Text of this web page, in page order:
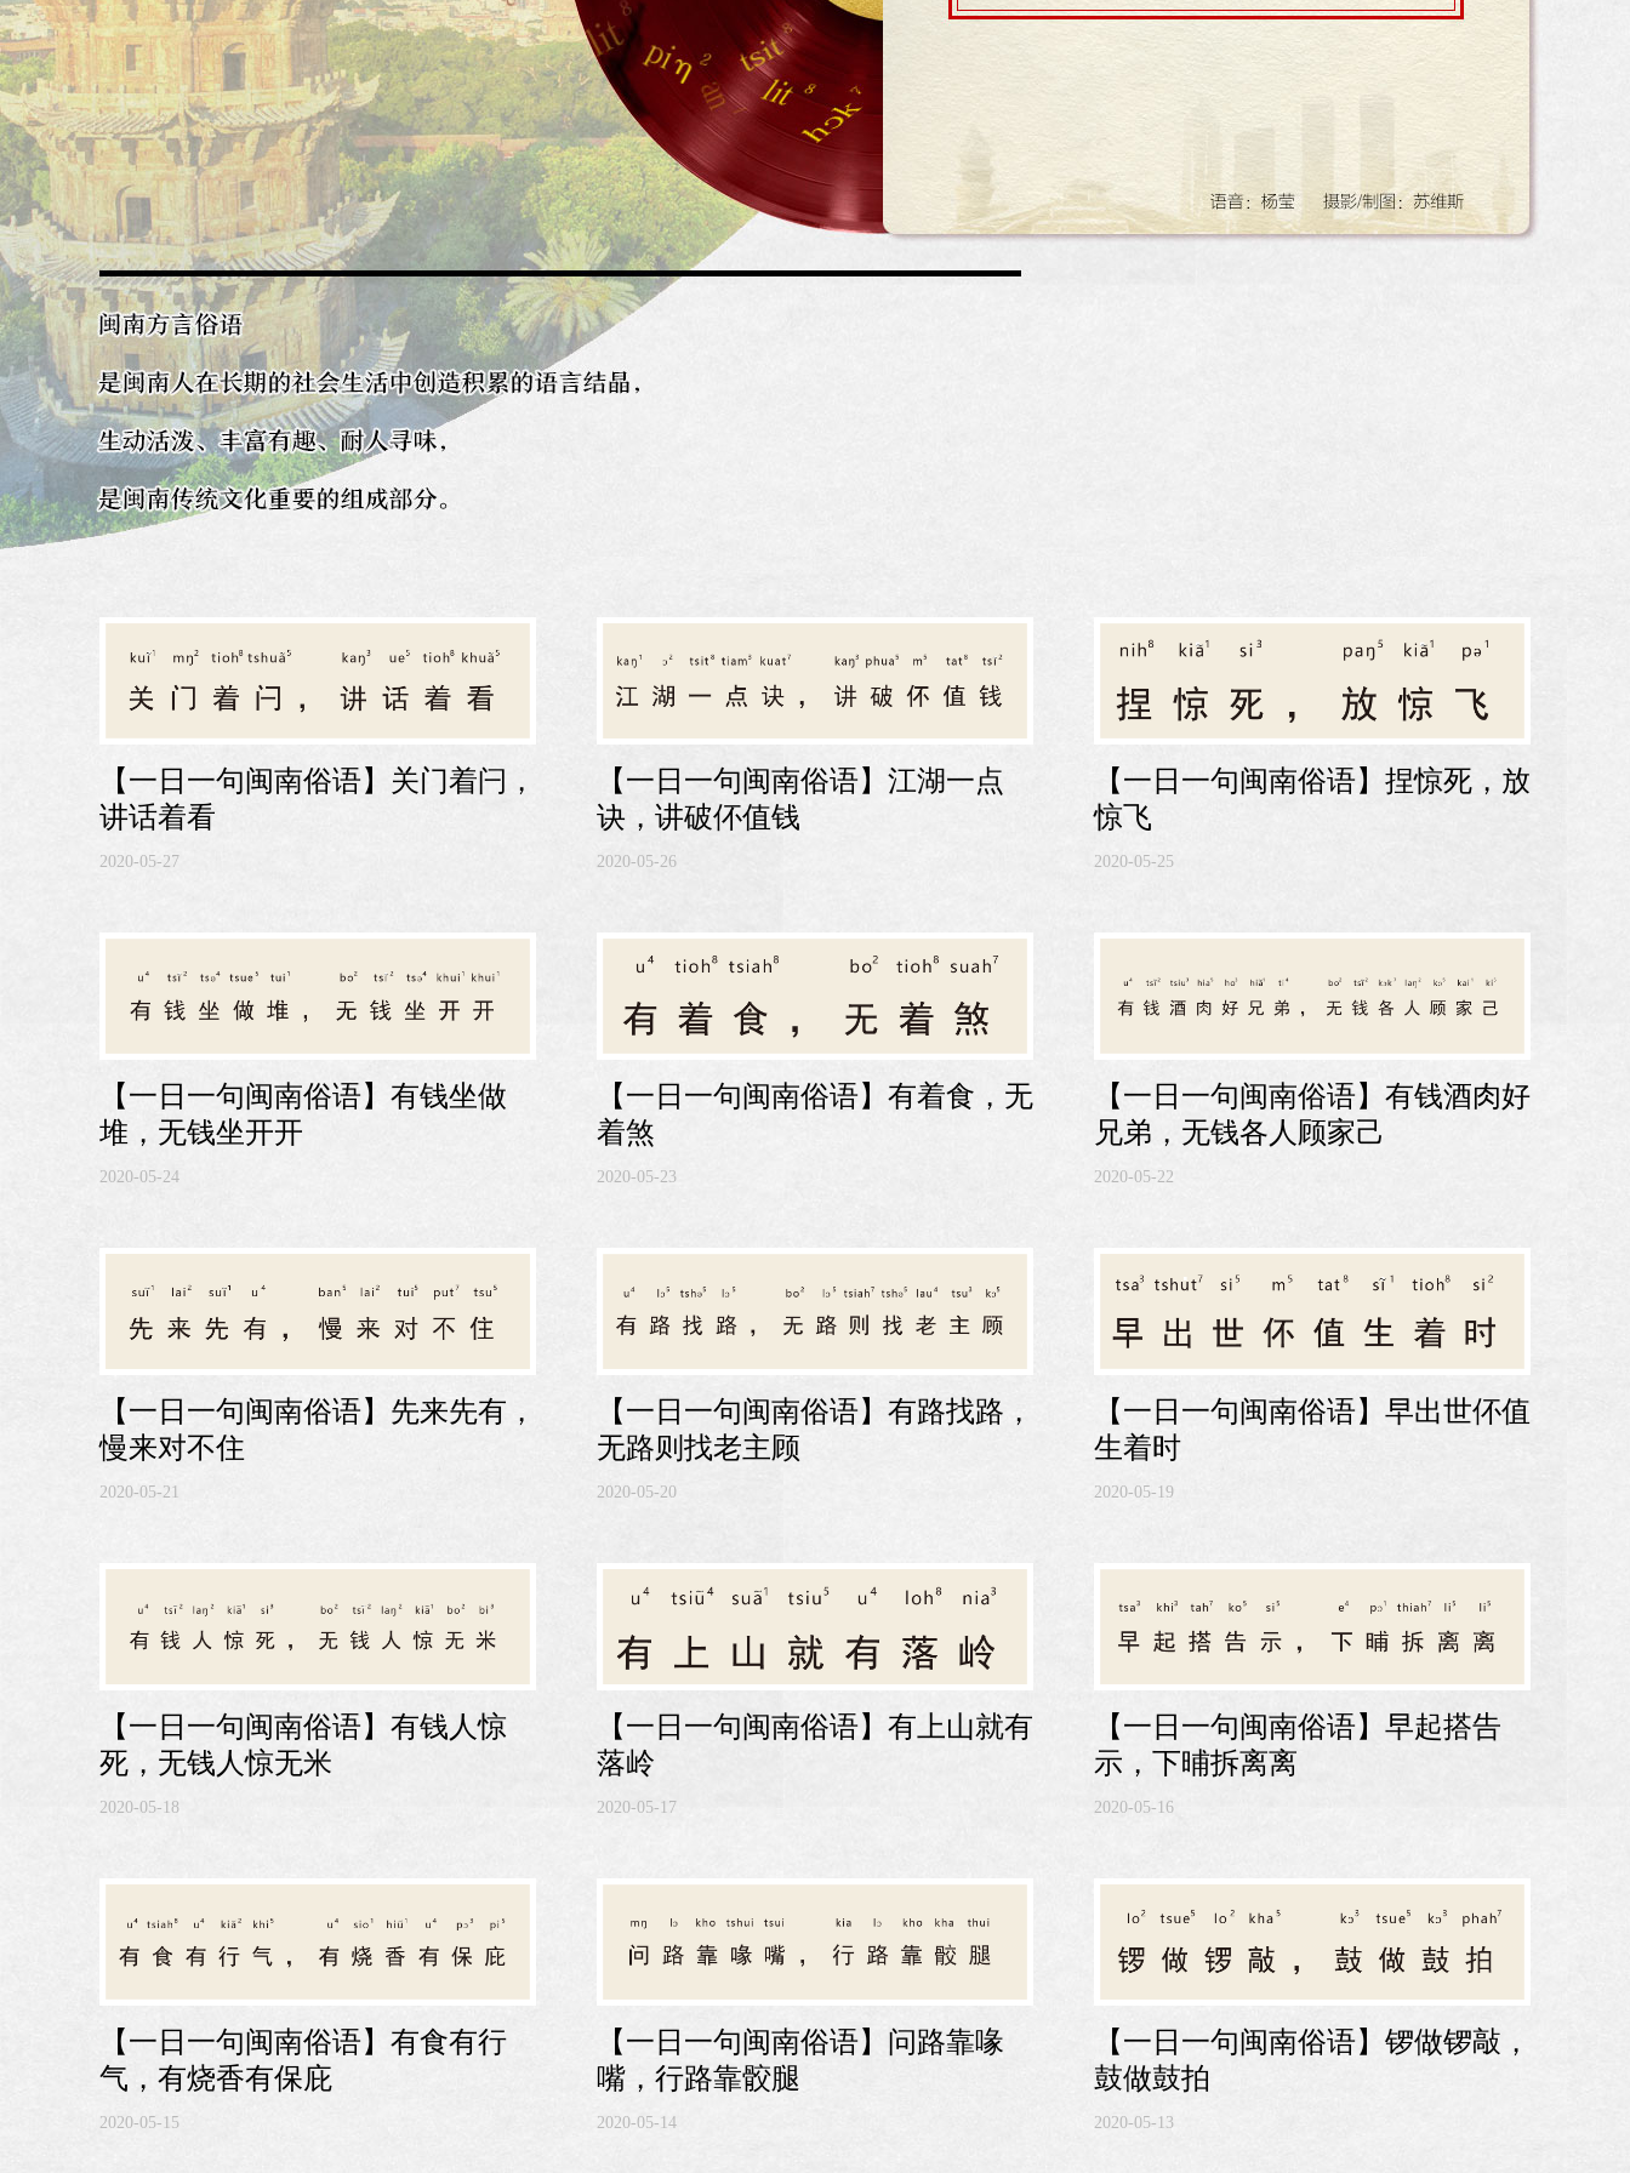
【一日一句闽南俗语】关门着闩，
讲话着看
2020-05-27
【一日一句闽南俗语】江湖一点
诀，讲破伓值钱
2020-05-26
【一日一句闽南俗语】捏惊死，放
惊飞
2020-05-25
【一日一句闽南俗语】有钱坐做
堆，无钱坐开开
2020-05-24
【一日一句闽南俗语】有着食，无
着煞
2020-05-23
【一日一句闽南俗语】有钱酒肉好
兄弟，无钱各人顾家己
2020-05-22
【一日一句闽南俗语】先来先有，
慢来对不住
2020-05-21
【一日一句闽南俗语】有路找路，
无路则找老主顾
2020-05-20
【一日一句闽南俗语】早出世伓值
生着时
2020-05-19
【一日一句闽南俗语】有钱人惊
死，无钱人惊无米
2020-05-18
【一日一句闽南俗语】有上山就有
落岭
2020-05-17
【一日一句闽南俗语】早起搭告
示，下晡拆离离
2020-05-16
【一日一句闽南俗语】有食有行
气，有烧香有保庇
2020-05-15
【一日一句闽南俗语】问路靠喙
嘴，行路靠骹腿
2020-05-14
【一日一句闽南俗语】锣做锣敲，
鼓做鼓拍
2020-05-13